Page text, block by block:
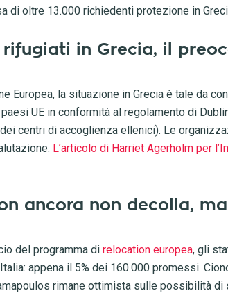
di oltre 13.000 richiedenti protezione in
rifugiati in Grecia, il
Europea, la situazione in Grecia è tale da
UE in conformità al regolamento di
centri di accoglienza ellenici). Le
L’articolo di Harriet Agerholm per
ancora non decolla,
del programma di relocation europea, gli
appena il 5% dei 160.000 promessi.
rimane ottimista sulle possibilità